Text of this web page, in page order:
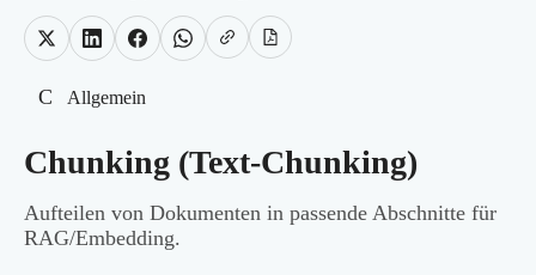
C Allgemein
Chunking (Text-Chunking)
Aufteilen von Dokumenten in passende Abschnitte für
RAG/Embedding.